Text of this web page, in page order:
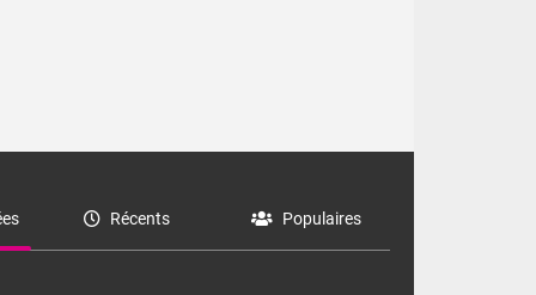
Récents Populaires